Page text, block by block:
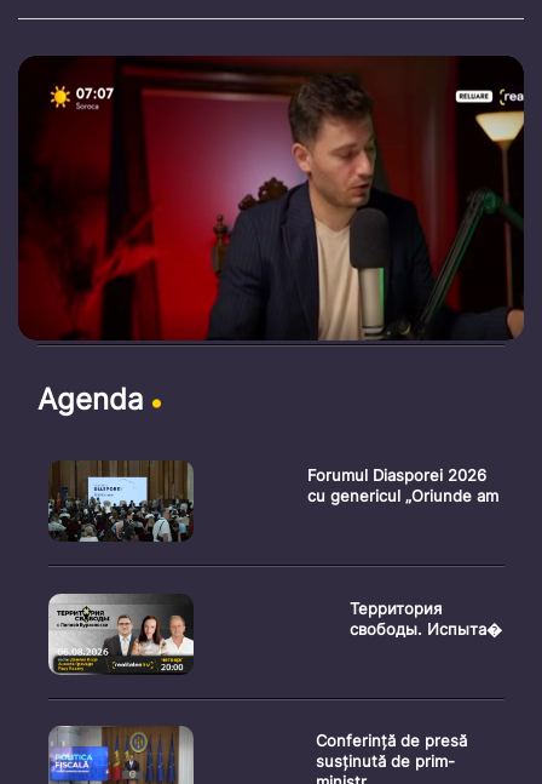
Agenda
Forumul Diasporei 2026
cu genericul „Oriunde am
Территория
свободы. Испыта�
Conferință de presă
susținută de prim-